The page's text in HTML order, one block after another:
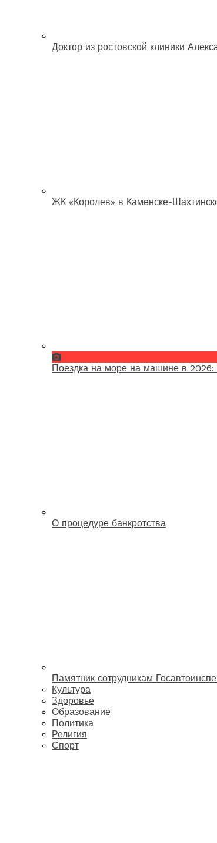
Доктор из ростовской клиники
ЖК «Королев» в Каменске-
Поездка на море на машине в 2026:
О процедуре банкротства
Памятник сотрудникам
Культура
Здоровье
Образование
Политика
Религия
Спорт